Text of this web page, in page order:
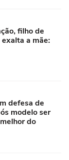
filho de
a mãe:
defesa de
modelo ser
do